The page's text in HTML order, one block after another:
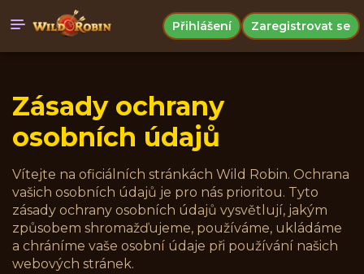
Přihlášení Zaregistrovat se
Zásady ochrany
osobních údajů
Vítejte na oficiálních stránkách Wild Robin. Ochrana
vašich osobních údajů je pro nás prioritou. Tyto
zásady ochrany osobních údajů vysvětlují, jakým
způsobem shromažďujeme, používáme, ukládáme
a chráníme vaše osobní údaje při používání našich
webových stránek.